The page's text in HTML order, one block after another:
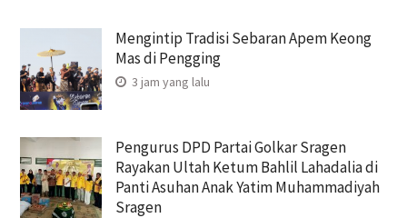
Mengintip Tradisi Sebaran Apem Keong
Mas di Pengging
3 jam yang lalu
Pengurus DPD Partai Golkar Sragen
Rayakan Ultah Ketum Bahlil Lahadalia di
Panti Asuhan Anak Yatim Muhammadiyah
Sragen